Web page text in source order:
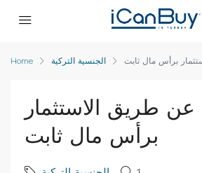
Home الجنسية التركية برأس مال ثابت
عن طريق الاستثمار
برأس مال ثابت